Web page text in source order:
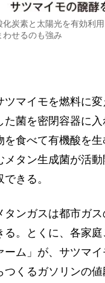
化炭素と太陽光を有効利
わせるのも強み
マイモを燃料に変
た菌を密閉容器に
を食べて有機酸を
メタン生成菌が活
できる。
ンガスは都市ガス
る。とくに、各家
ーム」が、サツマ
つくるガソリンの